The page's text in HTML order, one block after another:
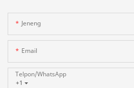
Jeneng
Email
+1
Telpon/whatsApp